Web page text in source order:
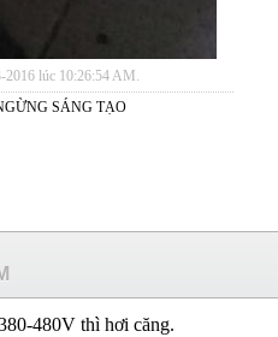
2016 lúc 10:26:54 AM .
SÁNG TẠO
480V thì hơi căng.